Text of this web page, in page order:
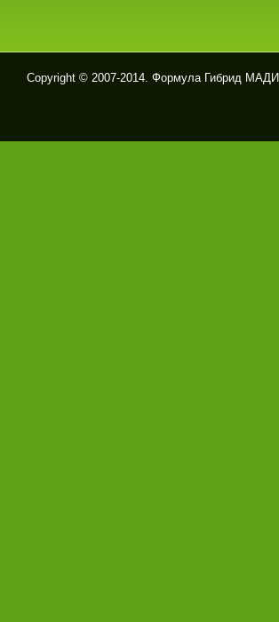
Copyright © 2007-2014. Формула Гибрид МАДИ.